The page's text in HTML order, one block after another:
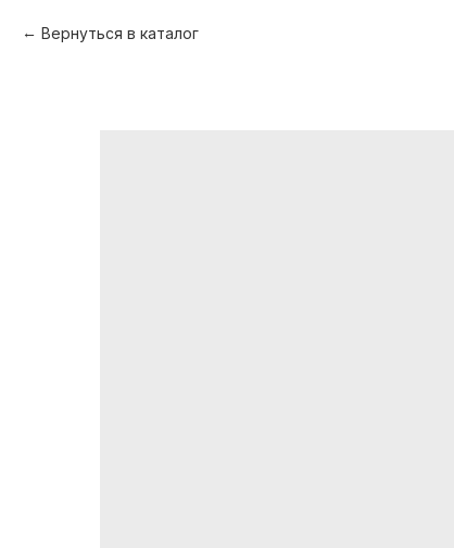
Вернуться в каталог